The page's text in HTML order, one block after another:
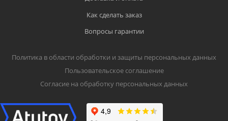
Как сделать заказ
Вопросы гарантии
Политика в области обработки и защиты персональных данных
Пользовательское соглашение
Согласие на обработку персональных данных